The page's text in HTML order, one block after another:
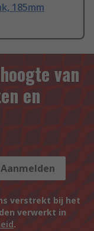
185mm
van
en
Aanmelden
verstrekt bij het
verwerkt in
.